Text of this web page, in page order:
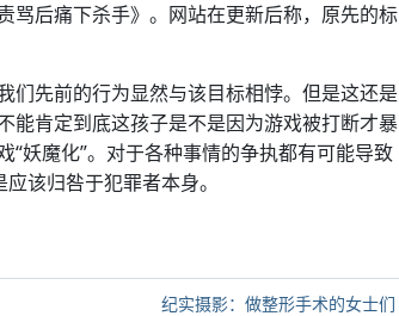
骂后痛下杀手》。网站在更新后称，原先的标
们先前的行为显然与该目标相悖。但是这还是
能肯定到底这孩子是不是因为游戏被打断才暴
妖魔化”。对于各种事情的争执都有可能导致
该归咎于犯罪者本身。
纪实摄影：做整形手术的女士们